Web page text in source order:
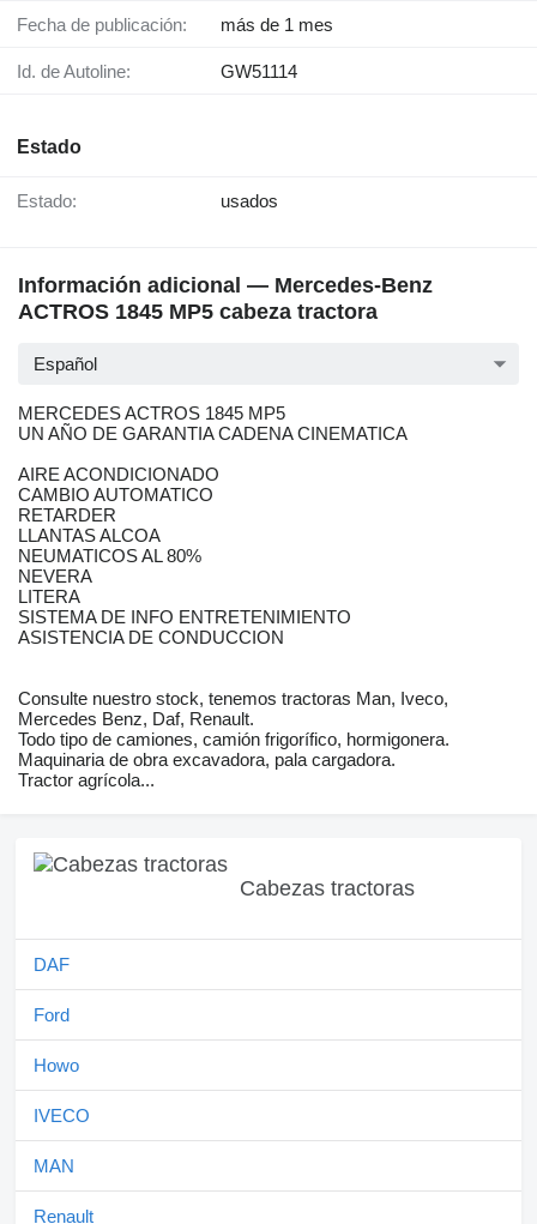
Fecha de publicación: más de 1 mes
Id. de Autoline: GW51114
Estado
Estado: usados
Información adicional — Mercedes-Benz
ACTROS 1845 MP5 cabeza tractora
Español
MERCEDES ACTROS 1845 MP5
UN AÑO DE GARANTIA CADENA CINEMATICA
AIRE ACONDICIONADO
CAMBIO AUTOMATICO
RETARDER
LLANTAS ALCOA
NEUMATICOS AL 80%
NEVERA
LITERA
SISTEMA DE INFO ENTRETENIMIENTO
ASISTENCIA DE CONDUCCION
Consulte nuestro stock, tenemos tractoras Man, Iveco,
Mercedes Benz, Daf, Renault.
Todo tipo de camiones, camión frigorífico, hormigonera.
Maquinaria de obra excavadora, pala cargadora.
Tractor agrícola...
Cabezas tractoras
DAF
Ford
Howo
IVECO
MAN
Renault